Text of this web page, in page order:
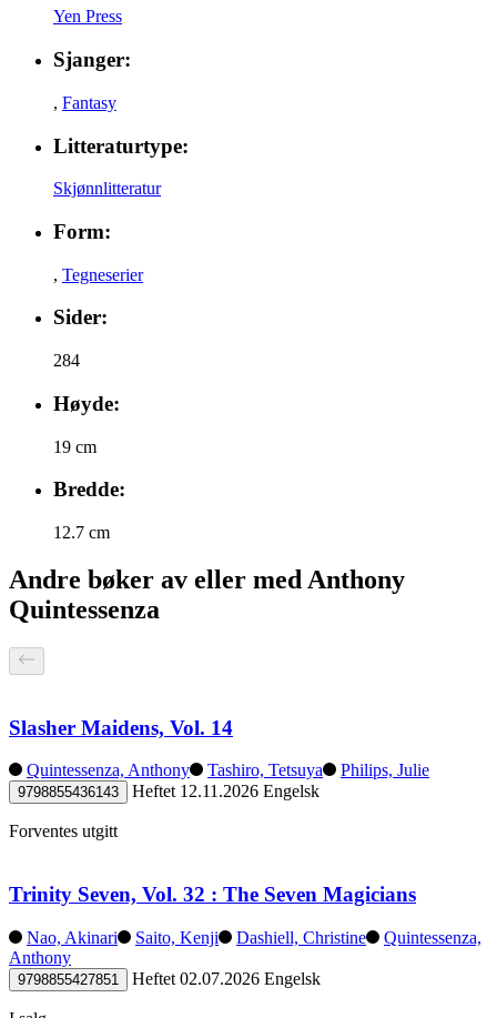
Yen Press
Sjanger:
, Fantasy
Litteraturtype:
Skjønnlitteratur
Form:
, Tegneserier
Sider:
284
Høyde:
19 cm
Bredde:
12.7 cm
Andre bøker av eller med Anthony
Quintessenza
Slasher Maidens, Vol. 14
Quintessenza, Anthony Tashiro, Tetsuya Philips, Julie
9798855436143 Heftet 12.11.2026 Engelsk
Forventes utgitt
Trinity Seven, Vol. 32 : The Seven Magicians
Nao, Akinari Saito, Kenji Dashiell, Christine
Quintessenza,
Anthony
9798855427851 Heftet 02.07.2026 Engelsk